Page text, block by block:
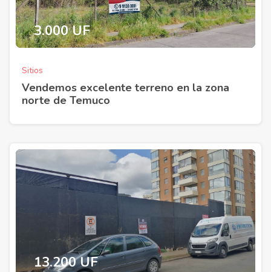
3.000 UF
Sitios
Vendemos excelente terreno en la zona
norte de Temuco
13.200 UF